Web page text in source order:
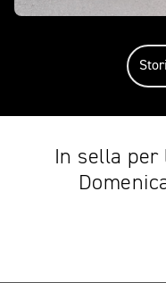
In sella